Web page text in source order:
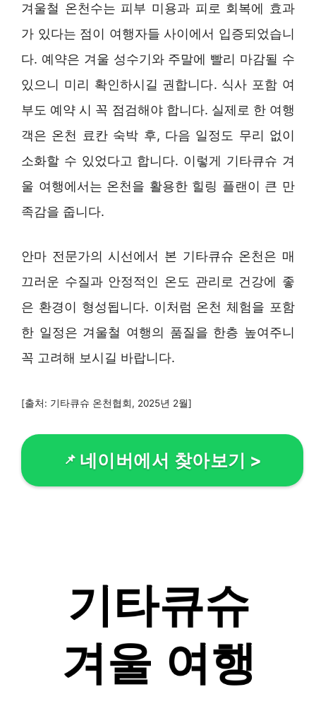
겨울철 온천수는 피부 미용과 피로 회복에 효과
가 있다는 점이 여행자들 사이에서 입증되었습니
다. 예약은 겨울 성수기와 주말에 빨리 마감될 수
있으니 미리 확인하시길 권합니다. 식사 포함 여
부도 예약 시 꼭 점검해야 합니다. 실제로 한 여행
객은 온천 료칸 숙박 후, 다음 일정도 무리 없이
소화할 수 있었다고 합니다. 이렇게 기타큐슈 겨
울 여행에서는 온천을 활용한 힐링 플랜이 큰 만
족감을 줍니다.
안마 전문가의 시선에서 본 기타큐슈 온천은 매
끄러운 수질과 안정적인 온도 관리로 건강에 좋
은 환경이 형성됩니다. 이처럼 온천 체험을 포함
한 일정은 겨울철 여행의 품질을 한층 높여주니
꼭 고려해 보시길 바랍니다.
[출처: 기타큐슈 온천협회, 2025년 2월]
네이버에서 찾아보기 >